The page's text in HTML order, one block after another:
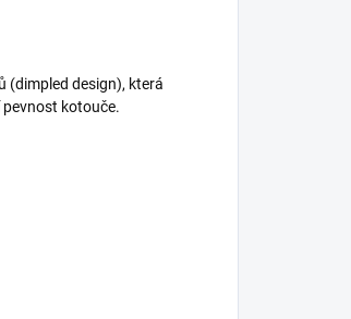
(dimpled design), která
kotouče.